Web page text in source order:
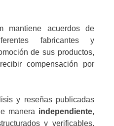
mantiene acuerdos de
fabricantes y
de sus productos,
compensación por
y reseñas publicadas
manera independiente,
y verificables,